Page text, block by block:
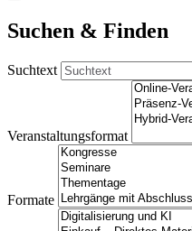
Suchen & Finden
Suchtext
Veranstaltungsformat
Formate